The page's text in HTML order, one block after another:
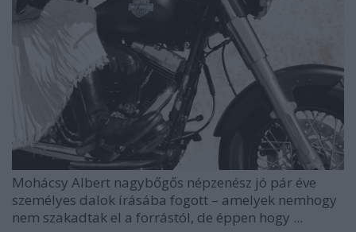
Mohácsy Albert nagybőgős népzenész jó pár éve
személyes dalok írásába fogott – amelyek nemhogy
nem szakadtak el a forrástól, de éppen hogy ...